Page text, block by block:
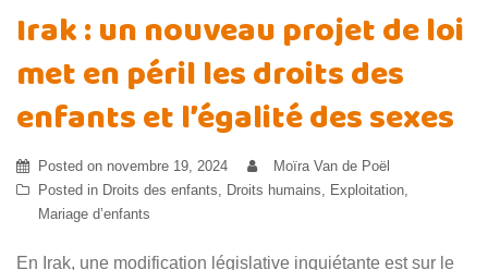
Irak : un nouveau projet de loi
met en péril les droits des
enfants et l’égalité des sexes
Posted on novembre 19, 2024
Moïra Van de Poël
Posted in Droits des enfants, Droits humains, Exploitation,
Mariage d’enfants
En Irak, une modification législative inquiétante est sur le